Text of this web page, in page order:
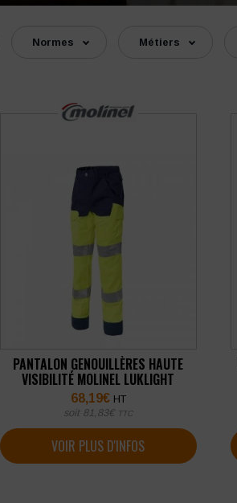
Normes Métiers
PANTALON GENOUILLÈRES HAUTE
VISIBILITÉ MOLINEL LUKLIGHT
68,19€ HT
soit 81,83€ TTC
VOIR PLUS D'INFOS